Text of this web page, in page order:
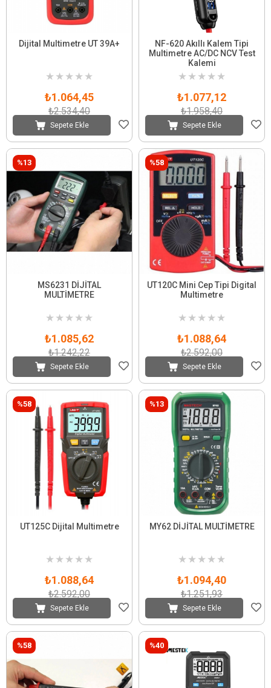
Dijital Multimetre UT 39A+
★ ★ ★ ★ ★
₺1.064,45
₺2.534,40
Sepete Ekle
NF-620 Akıllı Kalem Tipi
Multimetre AC/DC NCV Test
Kalemi
★ ★ ★ ★ ★
₺1.077,12
₺1.958,40
Sepete Ekle
MS6231 DİJİTAL
MULTİMETRE
★ ★ ★ ★ ★
₺1.085,62
₺1.242,22
Sepete Ekle
%13
UT120C Mini Cep Tipi Digital
Multimetre
★ ★ ★ ★ ★
₺1.088,64
₺2.592,00
Sepete Ekle
%58
UT125C Dijital Multimetre
★ ★ ★ ★ ★
₺1.088,64
₺2.592,00
Sepete Ekle
%58
MY62 DİJİTAL MULTİMETRE
★ ★ ★ ★ ★
₺1.094,40
₺1.251,93
Sepete Ekle
%13
%58 %40